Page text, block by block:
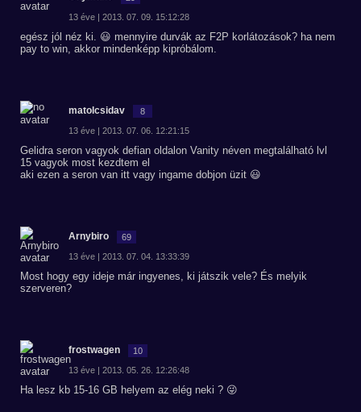
13 éve | 2013. 07. 09. 15:12:28
egész jól néz ki. 😃 mennyire durvák az F2P korlátozások? ha nem
pay to win, akkor mindenképp kipróbálom.
matolcsidav 8
13 éve | 2013. 07. 06. 12:21:15
Gelidra seron vagyok defian oldalon Vanity néven megtalálható lvl
15 vagyok most kezdtem el
aki ezen a seron van itt vagy ingame dobjon üzit 😃
Arnybiro 69
13 éve | 2013. 07. 04. 13:33:39
Most hogy egy ideje már ingyenes, ki játszik vele? És melyik
szerveren?
frostwagen 10
13 éve | 2013. 05. 26. 12:26:48
Ha lesz kb 15-16 GB helyem az elég neki ? 😜